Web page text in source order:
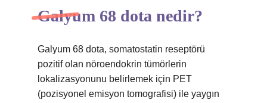
Galyum 68 dota nedir?
Galyum 68 dota, somatostatin reseptörü
pozitif olan nöroendokrin tümörlerin
lokalizasyonunu belirlemek için PET
(pozisyonel emisyon tomografisi) ile yaygın